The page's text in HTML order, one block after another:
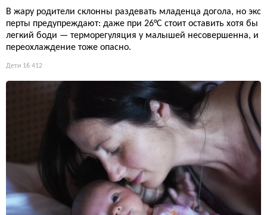
В жару родители склонны раздевать младенца догола, но экс
перты предупреждают: даже при 26°C стоит оставить хотя бы
легкий боди — терморегуляция у малышей несовершенна, и
переохлаждение тоже опасно.
Дети 16 412